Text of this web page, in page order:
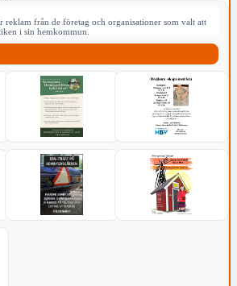
reklam från de företag och organisationer som valt att
i sin hemkommun.